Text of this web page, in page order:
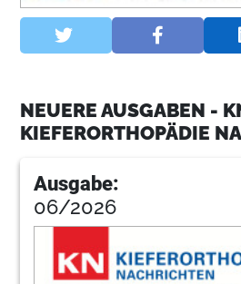
NEUERE AUSGABEN -
KIEFERORTHOPÄDIE
Ausgabe:
06/2026